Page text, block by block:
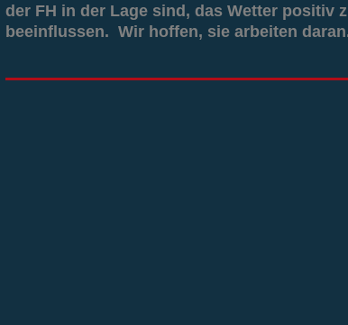
der FH in der Lage sind, das Wetter positiv
beeinflussen. Wir hoffen, sie arbeiten